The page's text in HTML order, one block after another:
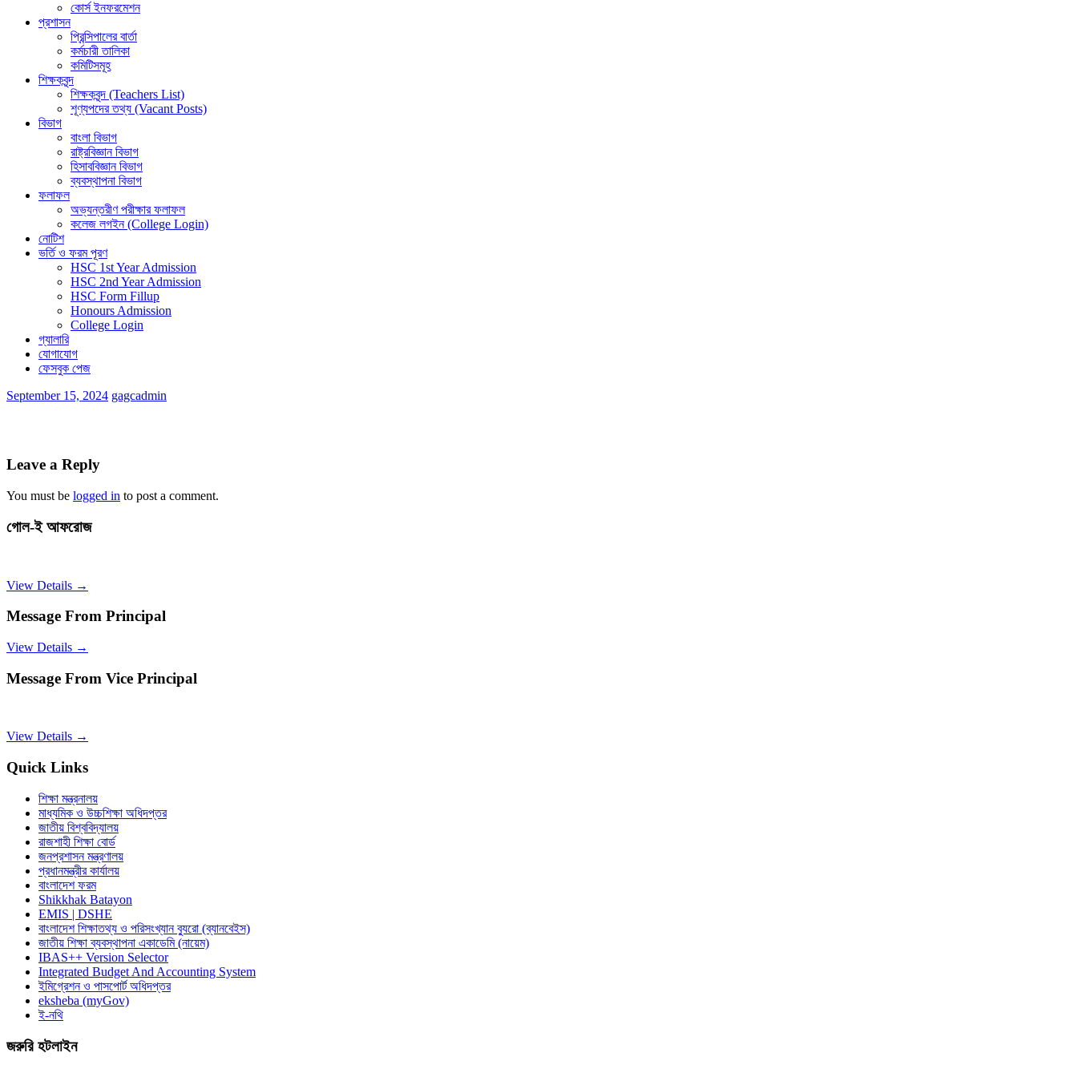
কোর্স ইনফরমেশন
প্রশাসন
প্রিন্সিপালের বার্তা
কর্মচারী তালিকা
কমিটিসমূহ
শিক্ষকবৃন্দ
শিক্ষকবৃন্দ (Teachers List)
শূণ্যপদের তথ্য (Vacant Posts)
বিভাগ
বাংলা বিভাগ
রাষ্ট্রবিজ্ঞান বিভাগ
হিসাববিজ্ঞান বিভাগ
ব্যবস্থাপনা বিভাগ
ফলাফল
অভ্যন্তরীণ পরীক্ষার ফলাফল
কলেজ লগইন (College Login)
নোটিশ
ভর্তি ও ফরম পূরণ
HSC 1st Year Admission
HSC 2nd Year Admission
HSC Form Fillup
Honours Admission
College Login
গ্যালারি
যোগাযোগ
ফেসবুক পেজ
September 15, 2024 gagcadmin
Leave a Reply
You must be logged in to post a comment.
গোল-ই আফরোজ
View Details →
Message From Principal
View Details →
Message From Vice Principal
View Details →
Quick Links
শিক্ষা মন্ত্রনালয়
মাধ্যমিক ও উচ্চশিক্ষা অধিদপ্তর
জাতীয় বিশ্ববিদ্যালয়
রাজশাহী শিক্ষা বোর্ড
জনপ্রশাসন মন্ত্রণালয়
প্রধানমন্ত্রীর কার্যালয়
বাংলাদেশ ফরম
Shikkhak Batayon
EMIS | DSHE
বাংলাদেশ শিক্ষাতথ্য ও পরিসংখ্যান ব্যুরো (ব্যানবেইস)
জাতীয় শিক্ষা ব্যবস্থাপনা একাডেমি (নায়েম)
IBAS++ Version Selector
Integrated Budget And Accounting System
ইমিগ্রেশন ও পাসপোর্ট অধিদপ্তর
eksheba (myGov)
ই-নথি
জরুরি হটলাইন